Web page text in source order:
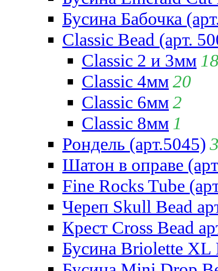
Бусина Бабочка
Classic Bead (арт.
Classic 2 и 3мм
Classic 4мм20
Classic 6мм2
Classic 8мм 1
Рондель (арт.5045)
Шатон в оправе
Fine Rocks Tube
Череп Skull Bead
Крест Cross Bead
Бусина Briolette XL